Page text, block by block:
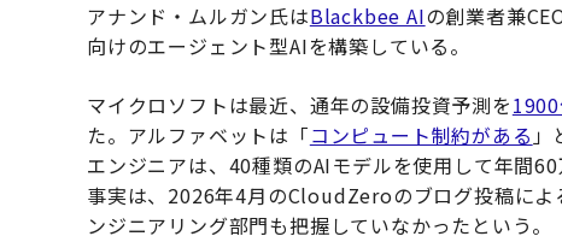
アナンド・ムルガン氏はBlackbee AIの創業者兼
向けのエージェント型AIを構築している。
マイクロソフトは最近、通年の設備投資予測を
た。アルファベットは「コンピュート制約がある」
エンジニアは、40種類のAIモデルを使用して年間
事実は、2026年4月のCloudZeroのブログ投稿に
ンジニアリング部門も把握していなかったという。